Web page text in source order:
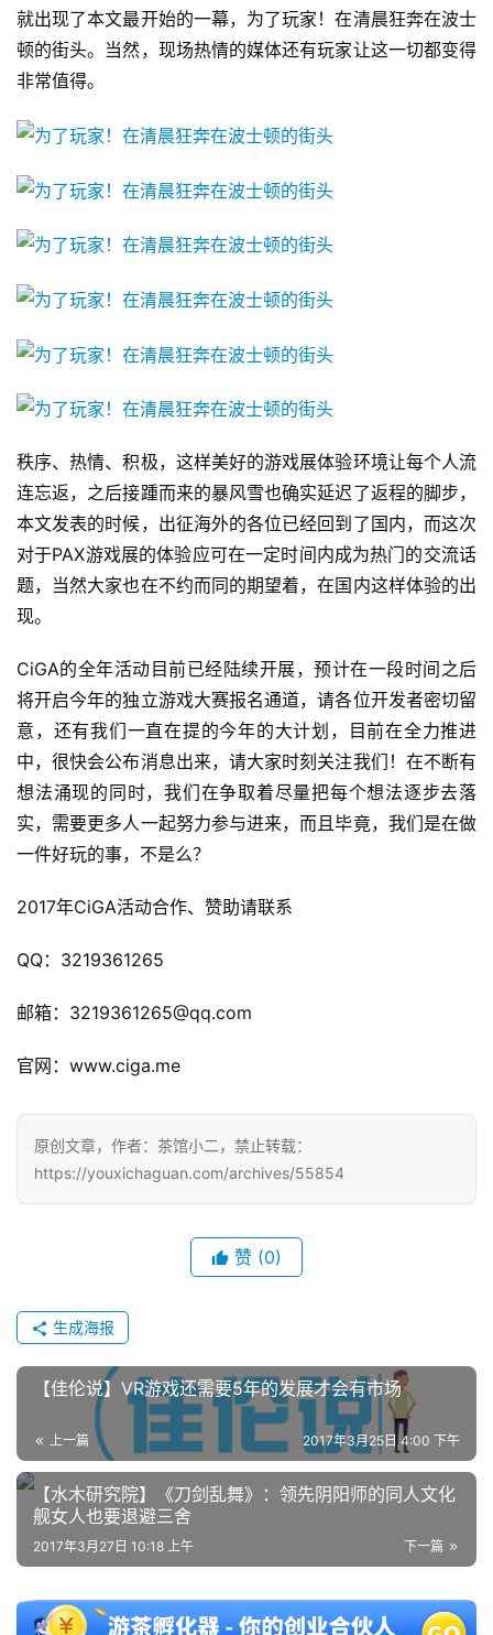
休
闲
游
0
5
十
届
茶
7
月
游
茶
对
接
海
站
文
中
就出现了本文最开始的一幕，为了玩家！在清晨狂奔在波士
顿的街头。当然，现场热情的媒体还有玩家让这一切都变得
非常值得。
秩序、热情、积极，这样美好的游戏展体验环境让每个人流
连忘返，之后接踵而来的暴风雪也确实延迟了返程的脚步，
本文发表的时候，出征海外的各位已经回到了国内，而这次
对于PAX游戏展的体验应可在一定时间内成为热门的交流话
题，当然大家也在不约而同的期望着，在国内这样体验的出
现。
CiGA的全年活动目前已经陆续开展，预计在一段时间之后
将开启今年的独立游戏大赛报名通道，请各位开发者密切留
意，还有我们一直在提的今年的大计划，目前在全力推进
中，很快会公布消息出来，请大家时刻关注我们！在不断有
想法涌现的同时，我们在争取着尽量把每个想法逐步去落
实，需要更多人一起努力参与进来，而且毕竟，我们是在做
一件好玩的事，不是么？
2017年CiGA活动合作、赞助请联系
QQ：3219361265
邮箱：3219361265@qq.com
官网：www.ciga.me
原创文章，作者：茶馆小二，禁止转载：
https://youxichaguan.com/archives/55854
赞 (0)
生成海报
【佳伦说】VR游戏还需要5年的发展才会有市场
上一篇 2017年3月25日 4:00 下午
【水木研究院】《刀剑乱舞》：领先阴阳师的同人文化
舰女人也要退避三舍
下一篇
2017年3月27日 10:18 上午